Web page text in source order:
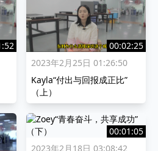
00:02:25
2023年2月25日 01:26:50
Kayla“付出与回报成正比”
（上）
00:01:05
2023年2月18日 03:08:42